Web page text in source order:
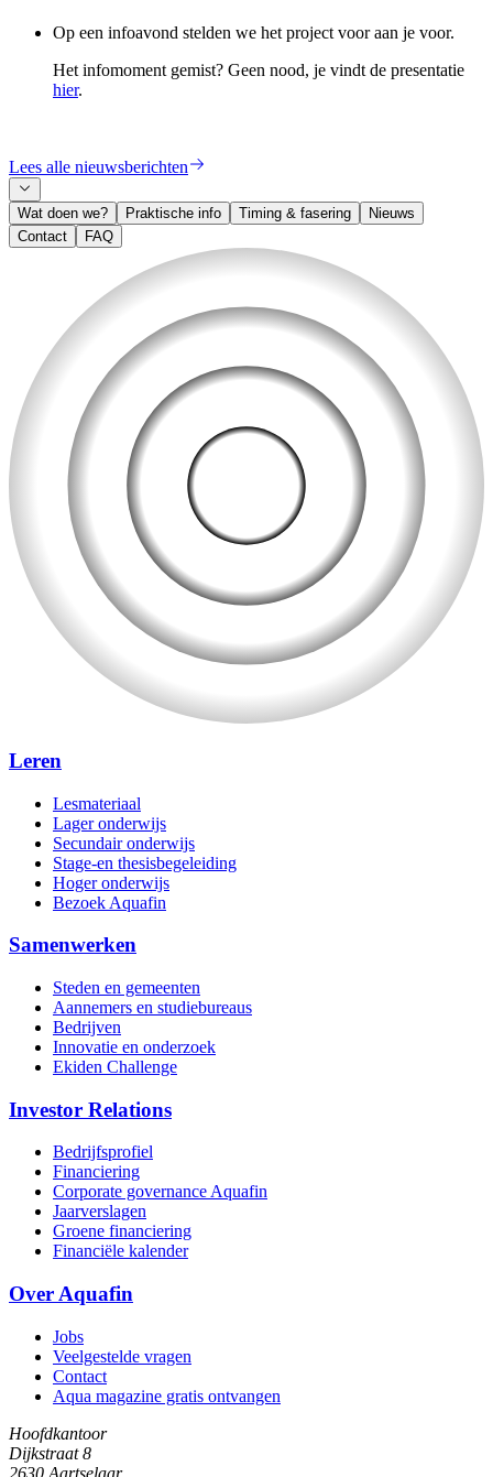
Op een infoavond stelden we het project voor aan je voor.
Het infomoment gemist? Geen nood, je vindt de presentatie
hier.
Lees alle nieuwsberichten
Wat doen we? Praktische info Timing & fasering
Nieuws
Contact
FAQ
Leren
Lesmateriaal
Lager onderwijs
Secundair onderwijs
Stage-en thesisbegeleiding
Hoger onderwijs
Bezoek Aquafin
Samenwerken
Steden en gemeenten
Aannemers en studiebureaus
Bedrijven
Innovatie en onderzoek
Ekiden Challenge
Investor Relations
Bedrijfsprofiel
Financiering
Corporate governance Aquafin
Jaarverslagen
Groene financiering
Financiële kalender
Over Aquafin
Jobs
Veelgestelde vragen
Contact
Aqua magazine gratis ontvangen
Hoofdkantoor
Dijkstraat 8
2630 Aartselaar